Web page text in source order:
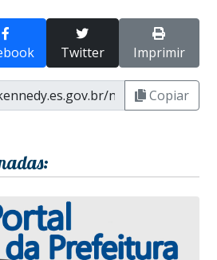
Twitter Imprimir
Copiar